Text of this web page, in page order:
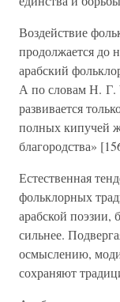
Воздействие
продолжается до
арабский
А по словам Н. Г.
развивается
полных кипучей
благородства»
Естественная
фольклорных
арабской поэзии,
сильнее.
осмыслению,
сохраняют